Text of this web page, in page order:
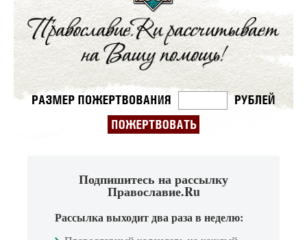
Подпишитесь на рассылку
Православие.Ru
Рассылка выходит два раза в неделю: